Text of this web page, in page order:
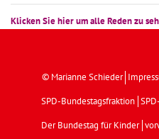
Klicken Sie hier um alle Reden zu
© Marianne Schieder
SPD-Bundestagsfraktion
Der Bundestag für Kinder